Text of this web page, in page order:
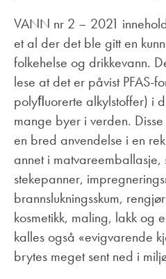
VANN nr 2 – 2021
et al der det ble gitt en
folkehelse og drikkevann.
lese at det er påvist PFAS-
polyﬂuorerte alkylstoffer) i
mange byer i verden.
en bred anvendelse i en
annet i
stekepanner,
brannslukningsskum,
kosmetikk, maling, lakk og
kalles også «evigvarende
brytes meget sent ned i